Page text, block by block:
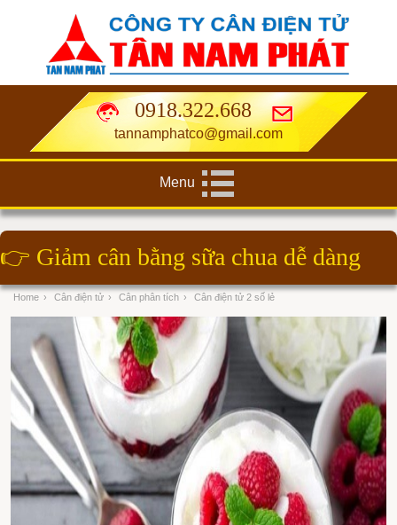
0918.322.668
tannamphatco@gmail.com
Menu
👉 Giảm cân bằng sữa chua dễ dàng
Home › Cân điện tử › Cân phân tích › Cân điện tử 2 số lẻ